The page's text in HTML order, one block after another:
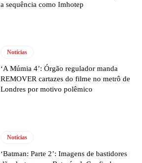
a sequência como Imhotep
Notícias
‘A Múmia 4’: Órgão regulador manda
REMOVER cartazes do filme no metrô de
Londres por motivo polêmico
Notícias
‘Batman: Parte 2’: Imagens de bastidores